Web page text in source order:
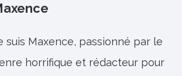
suis Maxence, passionné par le
horrifique et rédacteur pour